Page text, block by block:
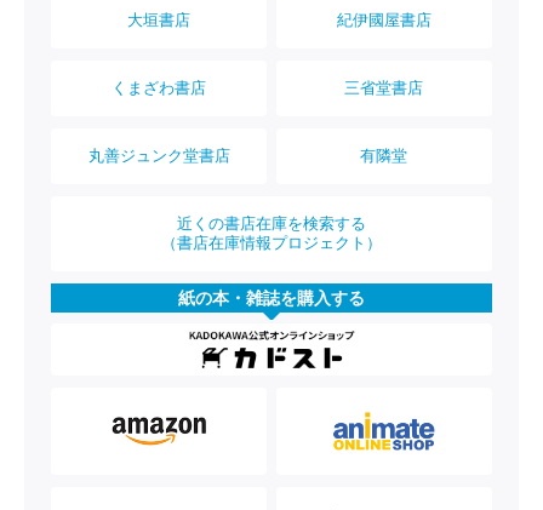
大垣書店 紀伊國屋書店
くまざわ書店 三省堂書店
丸善ジュンク堂書店 有隣堂
近くの書店在庫を検索する
（書店在庫情報プロジェクト）
紙の本・雑誌を購入する